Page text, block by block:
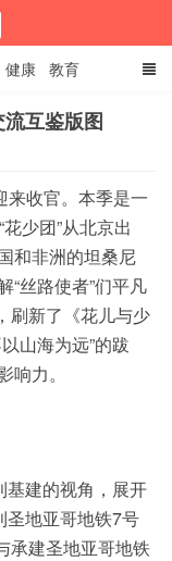
健康 教育
流互鉴版图
收官。本季是一
少团”从北京出
和非洲的坦桑尼
“丝路使者”们平凡
刷新了《花儿与少
山海为远”的跋
力。
建的视角，展开
圣地亚哥地铁7号
承建圣地亚哥地铁